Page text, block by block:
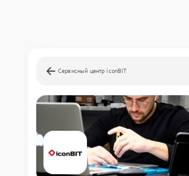
Сервисный центр iconBIT